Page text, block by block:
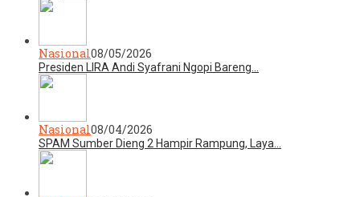
Nasional08/05/2026
Presiden LIRA Andi Syafrani Ngopi Bareng…
Nasional08/04/2026
SPAM Sumber Dieng 2 Hampir Rampung, Laya…